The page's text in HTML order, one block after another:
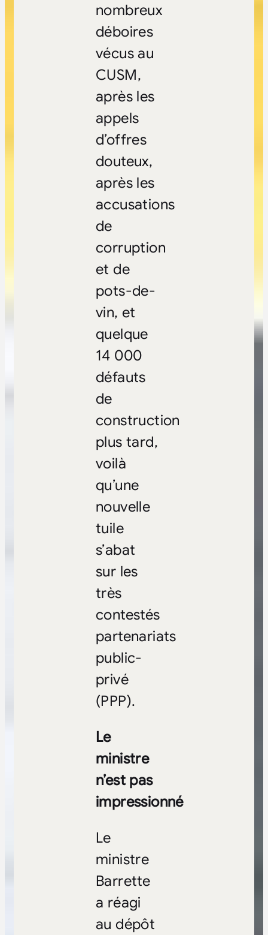
nombreux
déboires
vécus au
CUSM,
après les
appels
d’offres
douteux,
après les
accusations
de
corruption
et de
pots-de-
vin, et
quelque
14 000
défauts
de
construction
plus tard,
voilà
qu’une
nouvelle
tuile
s’abat
sur les
très
contestés
partenariats
public-
privé
(PPP).
Le
ministre
n’est pas
impressionné
Le
ministre
Barrette
a réagi
au dépôt